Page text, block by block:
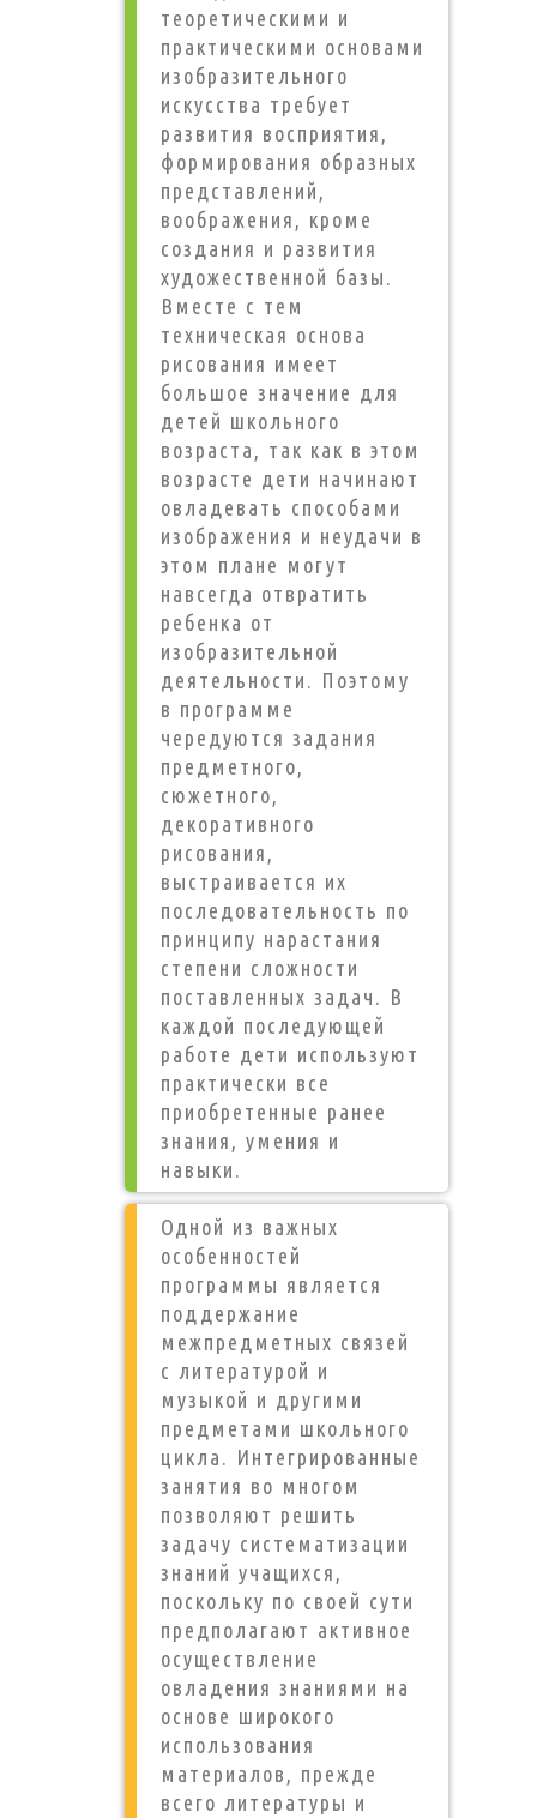
теоретическими и
практическими основами
изобразительного
искусства требует
развития восприятия,
формирования образных
представлений,
воображения, кроме
создания и развития
художественной базы.
Вместе с тем
техническая основа
рисования имеет
большое значение для
детей школьного
возраста, так как в этом
возрасте дети начинают
овладевать способами
изображения и неудачи в
этом плане могут
навсегда отвратить
ребенка от
изобразительной
деятельности. Поэтому
в программе
чередуются задания
предметного,
сюжетного,
декоративного
рисования,
выстраивается их
последовательность по
принципу нарастания
степени сложности
поставленных задач. В
каждой последующей
работе дети используют
практически все
приобретенные ранее
знания, умения и
навыки.
Одной из важных
особенностей
программы является
поддержание
межпредметных связей
с литературой и
музыкой и другими
предметами школьного
цикла. Интегрированные
занятия во многом
позволяют решить
задачу систематизации
знаний учащихся,
поскольку по своей сути
предполагают активное
осуществление
овладения знаниями на
основе широкого
использования
материалов, прежде
всего литературы и